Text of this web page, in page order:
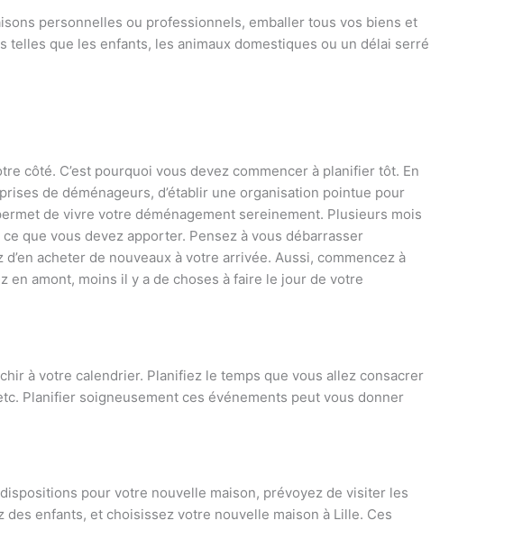
personnelles ou professionnels, emballer tous vos biens et
telles que les enfants, les animaux domestiques ou un délai serré
côté. C’est pourquoi vous devez commencer à planifier tôt. En
de déménageurs, d’établir une organisation pointue pour
de vivre votre déménagement sereinement. Plusieurs mois
que vous devez apporter. Pensez à vous débarrasser
acheter de nouveaux à votre arrivée. Aussi, commencez à
en amont, moins il y a de choses à faire le jour de votre
à votre calendrier. Planifiez le temps que vous allez consacrer
Planifier soigneusement ces événements peut vous donner
pour votre nouvelle maison, prévoyez de visiter les
enfants, et choisissez votre nouvelle maison à Lille. Ces